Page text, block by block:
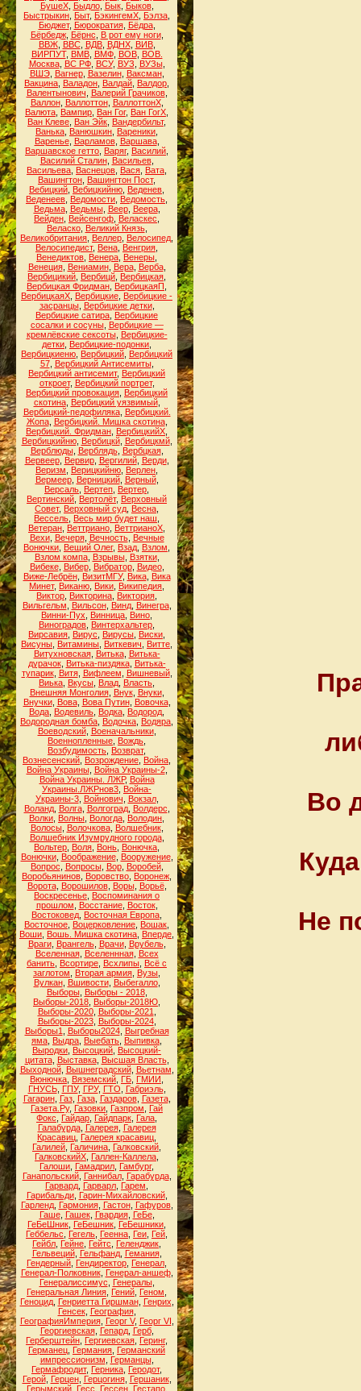
БушеХ, Быдло, Бык, Быков,
Быстрыкин Быт, БэкингемХ Бэлза
Бюджет, Бюрократия, Бёдра,
Бёрбедж, Бёрнс В рот ему ноги,
ВВЖ, ВВС, ВДВ, ВДНХ, ВИВ,
ВИРПУТ, ВМВ, ВМФ, ВОВ, ВОВ.
Москва, ВС РФ, ВСУ, ВУЗ ВУЗы,
ВШЭ, Вагнер, Вазелин, Ваксман,
Вакцина Валадон Валдай Валдор
Валентынович
Валерий Грачиков,
Валлон, Валлоттон, ВаллоттонХ,
Валюта Вампир Ван Гог, Ван ГогХ
Ван Клеве Ван Эйк Вандербильт,
Ванька Ванюшкин Вареники
Варенье, Варламов, Варшава,
Варшавское гетто Варяг, Василий
Василий Сталин, Васильев,
Васильева Васнецов Вася Вата
Вашингтон Вашингтон Пост,
Вебицкий Вебицкийню Веденев
Веденеев Ведомости Ведомость
Ведьма, Ведьмы, Веер, Веера,
Вейден Вейсенгоф Веласкес
Веласко, Великий Князь,
Великобритания Веллер Велосипед
Велосипедист, Вена Венгрия
Венедиктов Венера Венеры
Венеция, Вениамин, Вера, Верба,
Вербицикий Вербицй Вербицкая
Вербицкая Фридман ВербицкаяП
ВербицкаяХ Вербицкие Вербицкие -
засранцы, Вербицкие детки,
Вербицкие сатира Вербицкие
сосалки и сосуны, Вербицкие —
кремлёвские сексоты, Вербицкие-
детки Вербицкие-подонки
Вербицкиеню Вербицкий Вербицкий
57, Вербицкий Антисемиты,
Вербицкий антисемит, Вербицкий
откроет, Вербицкий портрет,
Вербицкий провокация Вербицкий
скотина, Вербицкий уязвимый,
Вербицкий-педофиляка, Вербицкий.
Жопа, Вербицкий. Мишка скотина,
Вербицкий. Фридман ВербицкийХ
Вербицкийню, Вербицкй, Вербицкмй,
Верблюды, Верблядь, Вербцкая,
Вервеер, Вервир, Вергилий, Верди,
Веризм
Верицкийню Верлен
Вермеер, Верницкий, Верный,
Версаль Вертеп Вертер
Вертинский Вертолёт, Верховный
Совет, Верховный суд Весна
Вессель Весь мир будет наш
Ветеран Веттриано ВеттрианоХ
Вехи, Вечеря, Вечность, Вечные
Вонючки Вещий Олег, Взад Взлом
Взлом компа, Взрывы, Взятки,
Вибеке, Вибер, Вибратор, Видео,
Виже-Лебрён, ВизитМГУ, Вика, Вика
Минет, Виканю Вики Википедия
Виктор Викторина Виктория
Вильгельм
Вильсон, Винд, Винегра,
Винни-Пух
Винница Вино
Виноградов Винтерхальтер
Вирсавия Вирус Вирусы Виски
Висуны Витамины Виткевич Витте
Витухновская, Витька, Витька-
дурачок, Витька-пиздяка, Витька-
тупарик, Витя, Вифлеем Вишневый,
Виька Вкусы Влад Власть
Внешняя Монголия, Внук, Внуки,
Внучки, Вова, Вова Путин, Вовочка,
Вода Водевиль Водка Водород
Водородная бомба Водочка Водяра
Воеводский, Военачальники,
Военнопленные Вождь
Возбудимость Возврат,
Вознесенский Возрождение Война
Война Украины, Война Украины-2,
Война Украины. ЛЖР, Война
Украины.ЛЖРнов3 Война-
Украины-3, Войнович Вокзал,
Воланд, Волга, Волгоград, Волдерс
Волки Волны Вологда Володин
Волосы, Волочкова, Волшебник,
Волшебник Изумрудного города,
Вольтер Воля Вонь Вонючка
Вонючки, Воображение, Вооружение,
Вопрос
Вопросы, Вор, Воробей,
Воробьянинов Воровство Воронеж
Ворота, Ворошилов, Воры, Ворьё,
Воскресенье Воспоминания о
прошлом
Восстание, Восток,
Востоковед Восточная Европа
Восточное Воцерковление Вошак
Воши Вошь. Мишка скотина Вперде
Враги, Врангель, Врачи, Врубель,
Вселенная, Вселеннная, Всех
банить Всортире Всхлипы Всё с
заглотом
Вторая армия Вузы
Вулкан, Вшивости, Выбегалло,
Выборы, Выборы - 2018,
Выборы-2018 Выборы-2018Ю
Выборы-2020, Выборы-2021
Выборы-2023, Выборы-2024,
Выборы1
Выборы2024, Выгребная
яма Выдра Выебать Выпивка
Выродки Высоцкий Высоцкий-
цитата, Выставка, Высшая Власть,
Выходной, Вышнеградский, Вьетнам
Вюнючка Вяземский ГБ ГМИИ
ГНУСЬ, ГПУ, ГРУ, ГТО Габриэль,
Гагарин, Газ, Газа, Газдаров, Газета,
Газета.Ру, Газовки Газпром
Гай
Фокс
Гайдар Гайдпарк Гала
Галабурда, Галерея, Галерея
Красавиц Галерея красавиц
Галилей Галичина Галковский
ГалковскийХ Галлен-Каллела
Галоши Гамадрил Гамбург,
Ганапольский, Ганнибал, Гарабурда,
Гарвард Гарварл Гарем
Гарибальди, Гарин-Михайловский,
Гарленд, Гармония, Гастон, Гафуров,
Гаше, Гашек, Гвардия, ГеБе,
ГеБеШник ГеБешник ГеБешники
Геббельс
Гегель Геенна Геи Гей
Гейбл Гейне Гейтс Геленджик
Гельвеций, Гельфанд, Гемания,
Гендерный Гендиректор Генерал
Генерал-Полковник, Генерал-аншеф,
Генералиссимус
Генералы,
Генеральная Линия Гений Геном
Геноцид, Генриетта Гиршман, Генрих
Генсек, География,
ГеографияИмперия, Георг V, Георг VI
Георгиевская, Гепард, Герб,
Герберштейн Гергиевская Геринг,
Германец Германия Германский
импрессионизм
Германцы,
Гермафродит, Герника Геродот,
Герой, Герцен, Герцогиня, Гершаник,
Герымский, Гесс Гессен, Гестапо,
Во
Не